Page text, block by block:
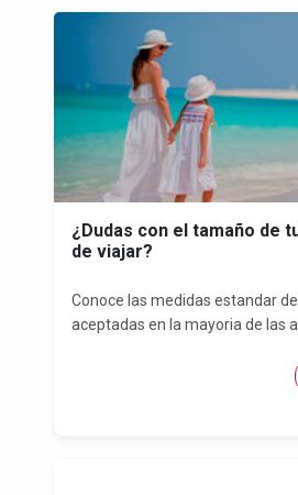
¿Dudas con el tamaño de
de viajar?
Conoce las medidas estandar
aceptadas en la mayoria de las